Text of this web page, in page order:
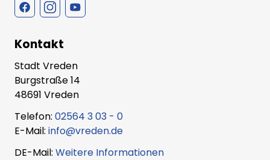
Kontakt
Stadt Vreden
Burgstraße 14
48691 Vreden
Telefon: 02564 3 03 - 0
E-Mail: info@vreden.de
DE-Mail: Weitere Informationen